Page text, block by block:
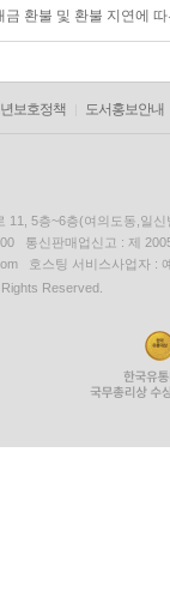
금 환불 및 환불 지연에
보호정책 도서홍보안내
11, 5층~6층(여의도동,일신
통신판매업신고 : 제
호스팅 서비스사업자 :
Reserved.